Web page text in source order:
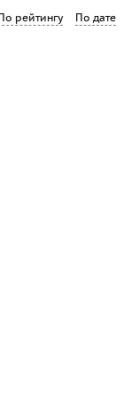
По рейтингу По дате